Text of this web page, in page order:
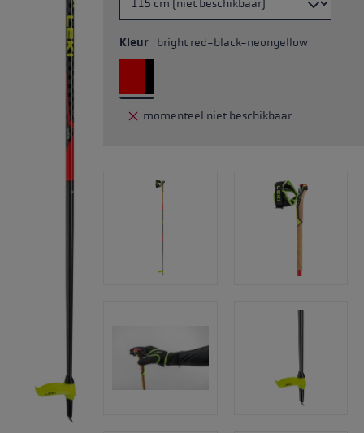
Kleur bright red-black-neonyellow
momenteel niet beschikbaar